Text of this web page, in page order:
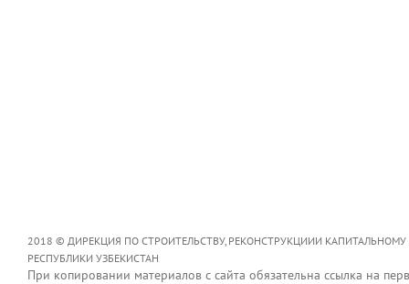
2018 © ДИРЕКЦИЯ ПО СТРОИТЕЛЬСТВУ, РЕКОНСТРУКЦИИИ
РЕСПУБЛИКИ УЗБЕКИСТАН
При копировании материалов с сайта обязательна ссылка на